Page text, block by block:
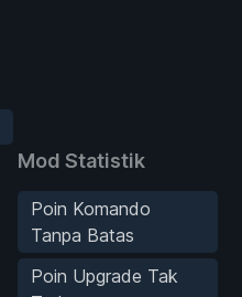
Mod Statistik
Poin Komando
Tanpa Batas
Poin Upgrade Tak